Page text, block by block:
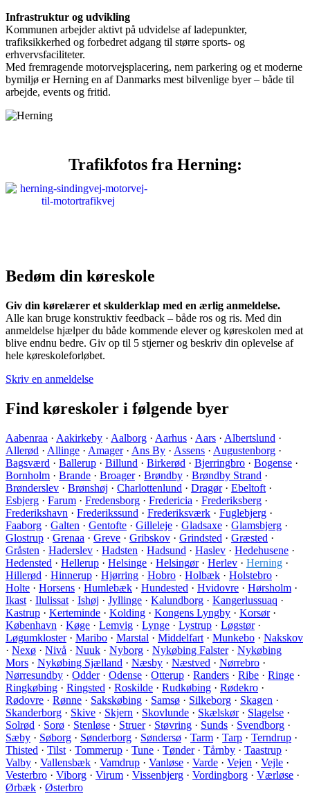
Infrastruktur og udvikling
Kommunen arbejder aktivt på udvidelse af ladepunkter,
trafiksikkerhed og forbedret adgang til større sports- og
erhvervsfaciliteter.
Med fremragende motorvejsplacering, nem parkering og et moderne
bymiljø er Herning en af Danmarks mest bilvenlige byer – både til
arbejde, events og fritid.
Trafikfotos fra Herning:
Bedøm din køreskole
Giv din kørelærer et skulderklap med en ærlig anmeldelse.
Alle kan bruge konstruktiv feedback – både ros og ris. Med din
anmeldelse hjælper du både kommende elever og køreskolen med at
blive endnu bedre. Giv op til 5 stjerner og beskriv din oplevelse af
hele køreskoleforløbet.
Skriv en anmeldelse
Find køreskoler i følgende byer
Aabenraa · Aakirkeby · Aalborg · Aarhus · Aars · Albertslund ·
Allerød · Allinge · Amager· Ans By · Assens · Augustenborg ·
Bagsværd · Ballerup · Billund · Birkerød · Bjerringbro · Bogense ·
Bornholm · Brande · Broager· Brøndby · Brøndby Strand ·
Brønderslev · Brønshøj · Charlottenlund · Dragør· Ebeltoft ·
Esbjerg · Farum · Fredensborg · Fredericia · Frederiksberg ·
Frederikshavn · Frederikssund · Frederiksværk · Fuglebjerg ·
Faaborg · Galten · Gentofte · Gilleleje · Gladsaxe · Glamsbjerg ·
Glostrup · Grenaa · Greve · Gribskov · Grindsted · Græsted ·
Gråsten · Haderslev · Hadsten · Hadsund · Haslev · Hedehusene ·
Hedensted · Hellerup · Helsinge · Helsingør· Herlev · Herning ·
Hillerød · Hinnerup · Hjørring · Hobro · Holbæk · Holstebro ·
Holte · Horsens · Humlebæk · Hundested · Hvidovre · Hørsholm ·
Ikast · Ilulissat · Ishøj · Jyllinge · Kalundborg · Kangerlussuaq ·
Kastrup · Kerteminde · Kolding · Kongens Lyngby · Korsør·
København · Køge · Lemvig · Lynge · Lystrup · Løgstør·
Løgumkloster· Maribo · Marstal · Middelfart · Munkebo · Nakskov
· Nexø · Nivå · Nuuk · Nyborg · Nykøbing Falster· Nykøbing
Mors · Nykøbing Sjælland · Næsby · Næstved · Nørrebro ·
Nørresundby · Odder· Odense · Otterup · Randers · Ribe · Ringe ·
Ringkøbing · Ringsted · Roskilde · Rudkøbing · Rødekro ·
Rødovre · Rønne · Sakskøbing · Samsø · Silkeborg · Skagen ·
Skanderborg · Skive · Skjern · Skovlunde · Skælskør· Slagelse ·
Solrød · Sorø · Stenløse · Struer· Støvring · Sunds · Svendborg ·
Sæby · Søborg · Sønderborg · Søndersø · Tarm · Tarp · Terndrup ·
Thisted · Tilst · Tommerup · Tune · Tønder· Tårnby · Taastrup ·
Valby · Vallensbæk · Vamdrup · Vanløse · Varde · Vejen · Vejle ·
Vesterbro · Viborg · Virum · Vissenbjerg · Vordingborg · Værløse ·
Ørbæk · Østerbro